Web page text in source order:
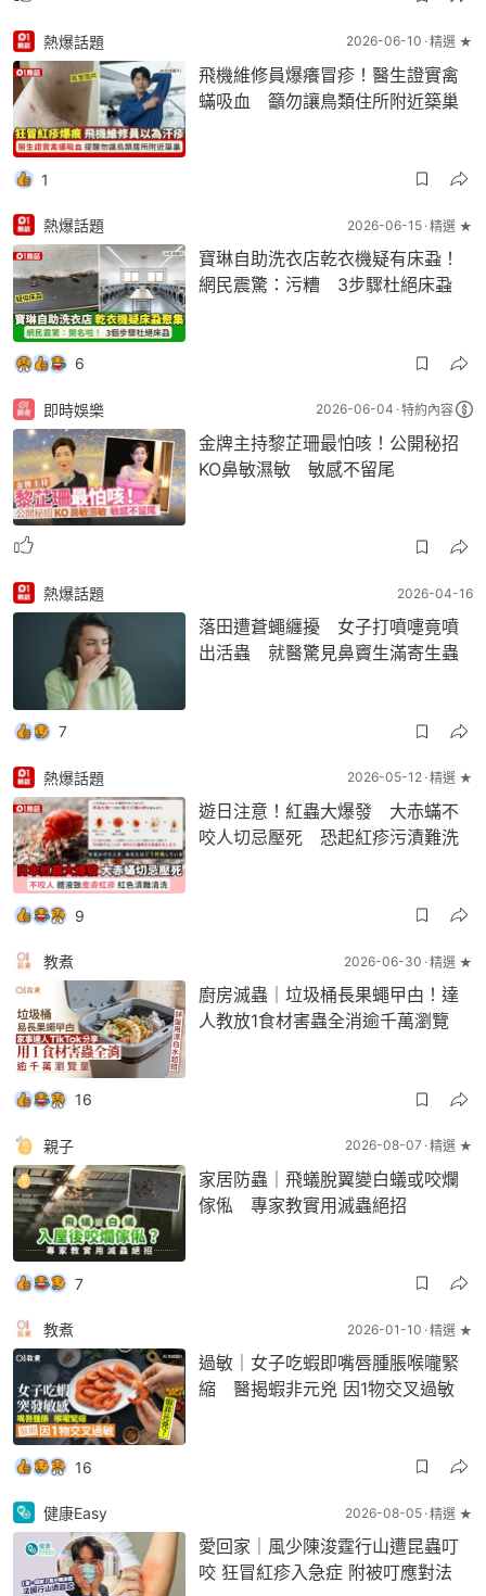
熱爆話題 2026-06-10 精選 ★
飛機維修員爆癢冒疹！醫生證實禽
蟎吸血 籲勿讓鳥類住所附近築巢
1
熱爆話題 2026-06-15 精選 ★
寶琳自助洗衣店乾衣機疑有床蝨！
網民震驚：污糟 3步驟杜絕床蝨
6
即時娛樂 2026-06-04 特約內容
金牌主持黎芷珊最怕咳！公開秘招
KO鼻敏濕敏 敏感不留尾
熱爆話題 2026-04-16
落田遭蒼蠅纏擾 女子打噴嚏竟噴
出活蟲 就醫驚見鼻竇生滿寄生蟲
7
熱爆話題 2026-05-12 精選 ★
遊日注意！紅蟲大爆發 大赤蟎不
咬人切忌壓死 恐起紅疹污漬難洗
9
教煮 2026-06-30 精選 ★
廚房滅蟲｜垃圾桶長果蠅曱甴！達
人教放1食材害蟲全消逾千萬瀏覽
16
親子 2026-08-07 精選 ★
家居防蟲｜飛蟻脫翼變白蟻或咬爛
傢俬 專家教實用滅蟲絕招
7
教煮 2026-01-10 精選 ★
過敏｜女子吃蝦即嘴唇腫脹喉嚨緊
縮 醫揭蝦非元兇 因1物交叉過敏
16
健康Easy 2026-08-05 精選 ★
愛回家｜風少陳浚霆行山遭昆蟲叮
咬 狂冒紅疹入急症 附被叮應對法